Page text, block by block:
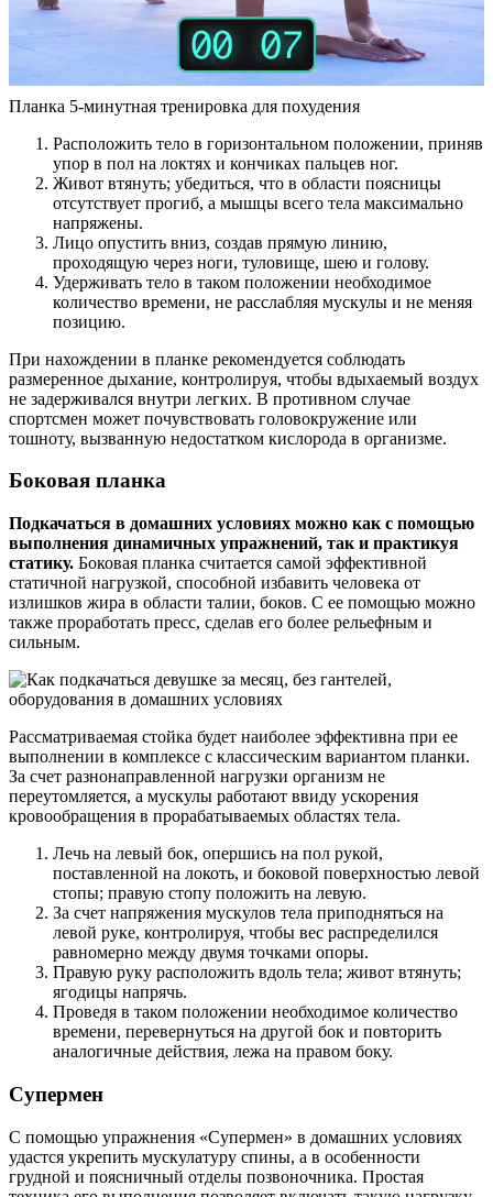
Планка 5-минутная тренировка для похудения
Расположить тело в горизонтальном положении, приняв
упор в пол на локтях и кончиках пальцев ног.
Живот втянуть; убедиться, что в области поясницы
отсутствует прогиб, а мышцы всего тела максимально
напряжены.
Лицо опустить вниз, создав прямую линию,
проходящую через ноги, туловище, шею и голову.
Удерживать тело в таком положении необходимое
количество времени, не расслабляя мускулы и не меняя
позицию.
При нахождении в планке рекомендуется соблюдать
размеренное дыхание, контролируя, чтобы вдыхаемый воздух
не задерживался внутри легких. В противном случае
спортсмен может почувствовать головокружение или
тошноту, вызванную недостатком кислорода в организме.
Боковая планка
Подкачаться в домашних условиях можно как с помощью
выполнения динамичных упражнений, так и практикуя
статику. Боковая планка считается самой эффективной
статичной нагрузкой, способной избавить человека от
излишков жира в области талии, боков. С ее помощью можно
также проработать пресс, сделав его более рельефным и
сильным.
Рассматриваемая стойка будет наиболее эффективна при ее
выполнении в комплексе с классическим вариантом планки.
За счет разнонаправленной нагрузки организм не
переутомляется, а мускулы работают ввиду ускорения
кровообращения в прорабатываемых областях тела.
Лечь на левый бок, опершись на пол рукой,
поставленной на локоть, и боковой поверхностью левой
стопы; правую стопу положить на левую.
За счет напряжения мускулов тела приподняться на
левой руке, контролируя, чтобы вес распределился
равномерно между двумя точками опоры.
Правую руку расположить вдоль тела; живот втянуть;
ягодицы напрячь.
Проведя в таком положении необходимое количество
времени, перевернуться на другой бок и повторить
аналогичные действия, лежа на правом боку.
Супермен
С помощью упражнения «Супермен» в домашних условиях
удастся укрепить мускулатуру спины, а в особенности
грудной и поясничный отделы позвоночника. Простая